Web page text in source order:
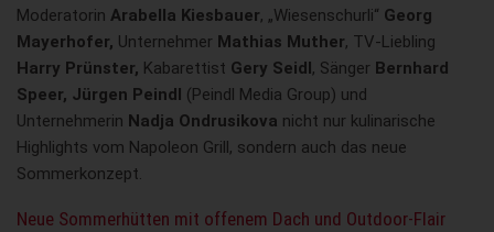
Moderatorin Arabella Kiesbauer, „Wiesenschurli“ Georg
Mayerhofer, Unternehmer Mathias Muther, TV-Liebling
Harry Prünster, Kabarettist Gery Seidl, Sänger Bernhard
Speer, Jürgen Peindl (Peindl Media Group) und
Unternehmerin Nadja Ondrusikova nicht nur kulinarische
Highlights vom Napoleon Grill, sondern auch das neue
Sommerkonzept.
Neue Sommerhütten mit offenem Dach und Outdoor-Flair